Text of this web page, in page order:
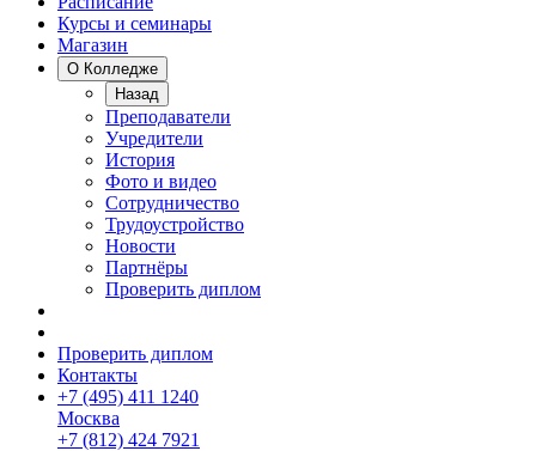
Курсы и семинары
Магазин
О Колледже
Назад
Преподаватели
Учредители
История
Фото и видео
Сотрудничество
Трудоустройство
Новости
Партнёры
Проверить диплом
Проверить диплом
Контакты
+7 (495) 411 1240
Москва
+7 (812) 424 7921